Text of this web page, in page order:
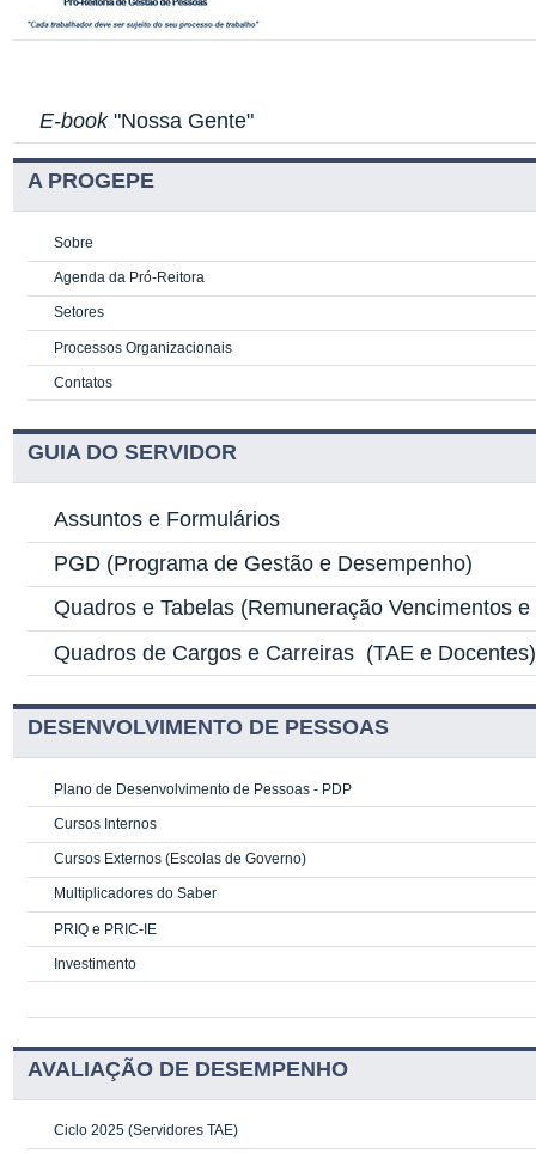
E-book"Nossa Gente"
A PROGEPE
Sobre
Agenda da Pró-Reitora
Setores
Processos Organizacionais
Contatos
GUIA DO SERVIDOR
Assuntos e Formulários
PGD (Programa de Gestão e Desempenho)
Quadros e Tabelas (Remuneração Vencimentos
Quadros de Cargos e Carreiras (TAE e Docentes)
DESENVOLVIMENTO DE PESSOAS
Plano de Desenvolvimento de Pessoas - PDP
Cursos Internos
Cursos Externos (Escolas de Governo)
Multiplicadores do Saber
PRIQ e PRIC-IE
Investimento
AVALIAÇÃO DE DESEMPENHO
Ciclo 2025 (Servidores TAE)